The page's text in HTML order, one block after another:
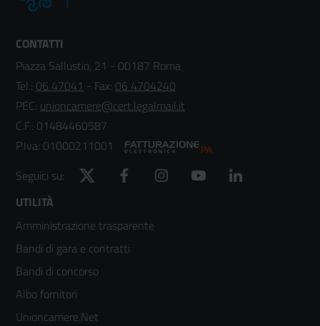
CONTATTI
Piazza Sallustio, 21 - 00187 Roma
Tel.: 06 47041 - Fax: 06 4704240
PEC: unioncamere@cert.legalmail.it
C.F.: 01484460587
P.Iva: 01000211001
Seguici su:
Twitter Facebook Instagram YouTube
Footer
menù
colonna
2
UTILITÀ
Amministrazione trasparente
Bandi di gara e contratti
Bandi di concorso
Albo fornitori
Unioncamere.Net